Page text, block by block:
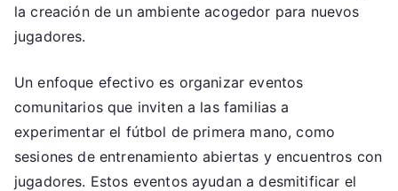
la creación de un ambiente acogedor para nuevos
jugadores.
Un enfoque efectivo es organizar eventos
comunitarios que inviten a las familias a
experimentar el fútbol de primera mano, como
sesiones de entrenamiento abiertas y encuentros con
jugadores. Estos eventos ayudan a desmitificar el